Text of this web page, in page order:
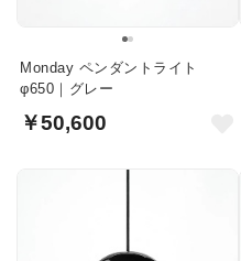
Monday ペンダントライト
φ650｜グレー
￥50,600